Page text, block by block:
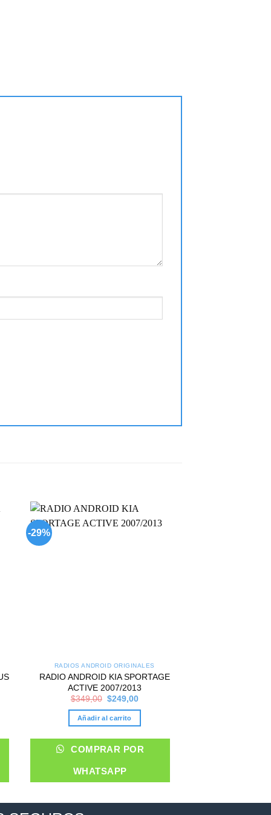
-29%
RADIOS ANDROID ORIGINALES
RADIO ANDROID KIA SPORTAGE
ACTIVE 2007/2013
$349,00 Original
was:
$349,00.
$249,00Current
is:
Añadir al carrito
COMPRAR POR
WHATSAPP